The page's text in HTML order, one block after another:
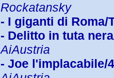
Rockatansky
- I giganti di Roma/
- Delitto in tuta
AiAustria
- Joe l'implacabile/